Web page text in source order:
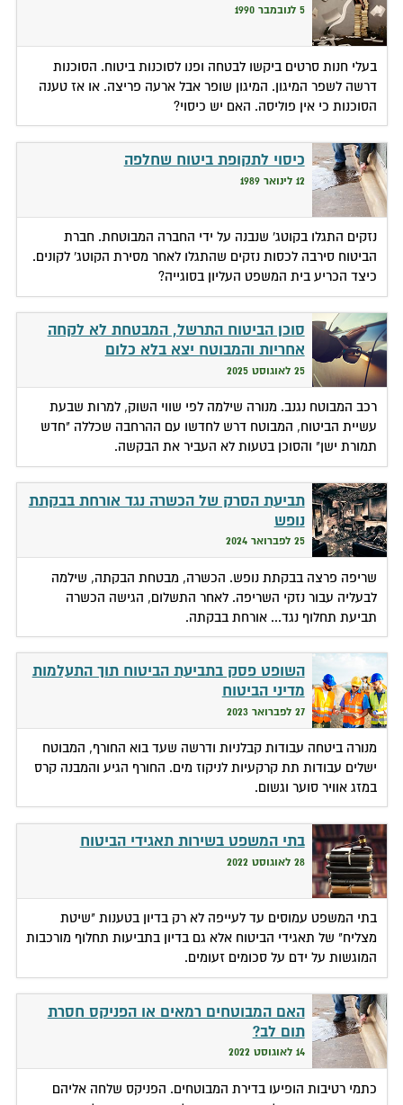
5 לנובמבר 1990
בעלי חנות סרטים ביקשו לבטחה ופנו לסוכנות ביטוח. הסוכנות
דרשה לשפר המיגון. המיגון שופר אבל ארעה פריצה. או אז טענה
הסוכנות כי אין פוליסה. האם יש כיסוי?
כיסוי לתקופת ביטוח שחלפה
12 לינואר 1989
נזקים התגלו בקוטג' שנבנה על ידי החברה המבוטחת. חברת
הביטוח סירבה לכסות נזקים שהתגלו לאחר מסירת הקוטג' לקונים.
כיצד הכריע בית המשפט העליון בסוגייה?
סוכן הביטוח התרשל, המבטחת לא לקחה
אחריות והמבוטח יצא בלא כלום
25 לאוגוסט 2025
רכב המבוטח נגנב. מנורה שילמה לפי שווי השוק, למרות שבעת
עשיית הביטוח, המבוטח דרש לחדשו עם ההרחבה שכללה "חדש
תמורת ישן" והסוכן בטעות לא העביר את הבקשה.
תביעת הסרק של הכשרה נגד אורחת בבקתת
נופש
25 לפברואר 2024
שריפה פרצה בבקתת נופש. הכשרה, מבטחת הבקתה, שילמה
לבעליה עבור נזקי השריפה. לאחר התשלום, הגישה הכשרה
תביעת תחלוף נגד... אורחת בבקתה.
השופט פסק בתביעת הביטוח תוך התעלמות
מדיני הביטוח
27 לפברואר 2023
מנורה ביטחה עבודות קבלניות ודרשה שעד בוא החורף, המבוטח
ישלים עבודות תת קרקעיות לניקוז מים. החורף הגיע והמבנה קרס
במזג אוויר סוער וגשום.
בתי המשפט בשירות תאגידי הביטוח
28 לאוגוסט 2022
בתי המשפט עמוסים עד לעייפה לא רק בדיון בטענות "שיטת
מצליח" של תאגידי הביטוח אלא גם בדיון בתביעות תחלוף מורכבות
המוגשות על ידם על סכומים זעומים.
האם המבוטחים רמאים או הפניקס חסרת
תום לב?
14 לאוגוסט 2022
כתמי רטיבות הופיעו בדירת המבוטחים. הפניקס שלחה אליהם